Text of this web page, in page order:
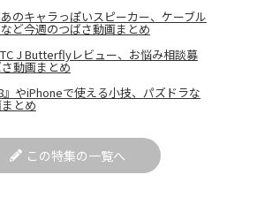
のキャラっぽいスピーカー、ケーブル
ど今週のつばさ動画まとめ
J Butterflyレビュー、お悩み相談募
動画まとめ
やiPhoneで使える小技、パズドラな
とめ
この特集の一覧へ